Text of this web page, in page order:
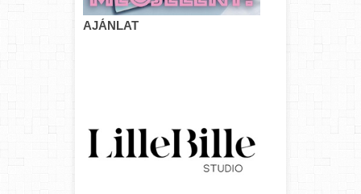
AJÁNLAT